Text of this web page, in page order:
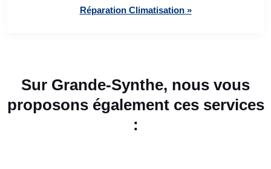
Réparation Climatisation »
Sur Grande-Synthe, nous vous
proposons également ces services
: